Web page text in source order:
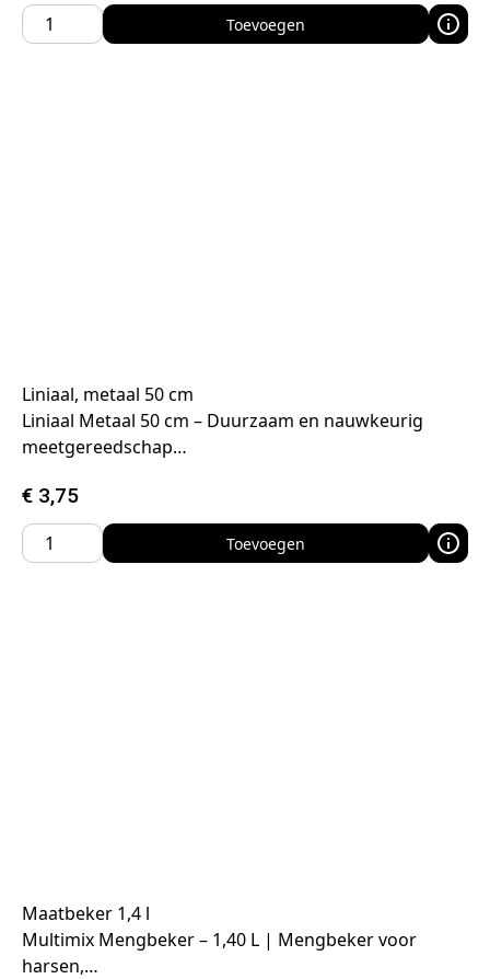
Toevoegen
Liniaal, metaal 50 cm
Liniaal Metaal 50 cm – Duurzaam en nauwkeurig
meetgereedschap…
€ 3,75
Toevoegen
Maatbeker 1,4 l
Multimix Mengbeker – 1,40 L | Mengbeker voor
harsen,…